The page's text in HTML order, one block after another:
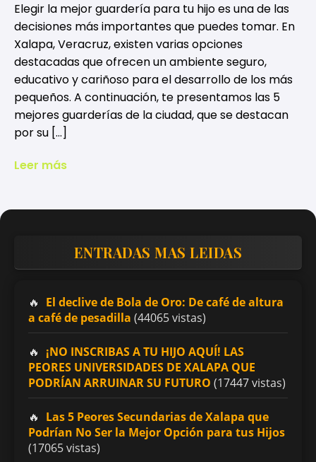
Elegir la mejor guardería para tu hijo es una de las
decisiones más importantes que puedes tomar. En
Xalapa, Veracruz, existen varias opciones
destacadas que ofrecen un ambiente seguro,
educativo y cariñoso para el desarrollo de los más
pequeños. A continuación, te presentamos las 5
mejores guarderías de la ciudad, que se destacan
por su […]
Leer más
ENTRADAS MAS LEIDAS
El declive de Bola de Oro: De café de altura
a café de pesadilla (44065 vistas)
¡NO INSCRIBAS A TU HIJO AQUÍ! LAS
PEORES UNIVERSIDADES DE XALAPA QUE
PODRÍAN ARRUINAR SU FUTURO (17447 vistas)
Las 5 Peores Secundarias de Xalapa que
Podrían No Ser la Mejor Opción para tus Hijos
(17065 vistas)